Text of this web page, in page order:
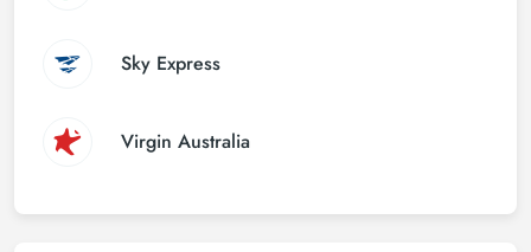
Sky Express
Virgin Australia